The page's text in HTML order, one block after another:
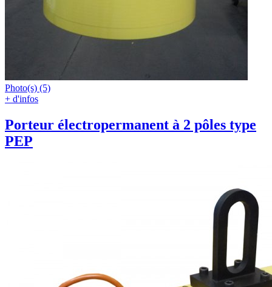
Photo(s) (5)
+ d'infos
Porteur électropermanent à 2 pôles type
PEP